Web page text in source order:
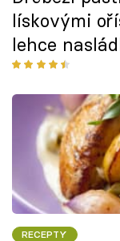
lískovými
lehce
oříškovou
RECEPTY